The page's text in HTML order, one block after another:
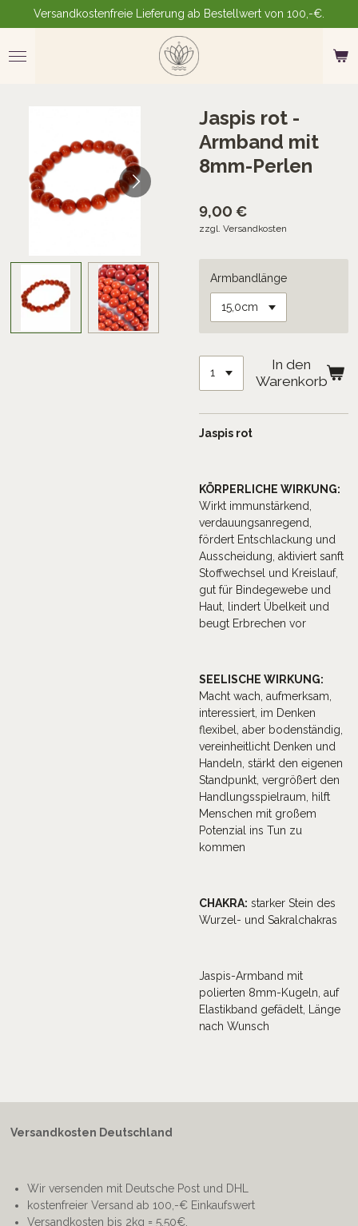
Hauptinhalt
springen
Versandkostenfreie Lieferung ab Bestellwert von 100,-€.
Jaspis rot -
Armband mit
8mm-Perlen
9,00 €
zzgl. Versandkosten
Armbandlänge
In den
Warenkorb
Jaspis rot
KÖRPERLICHE WIRKUNG:
Wirkt immunstärkend,
verdauungsanregend,
fördert Entschlackung und
Ausscheidung, aktiviert sanft
Stoffwechsel und Kreislauf,
gut für Bindegewebe und
Haut, lindert Übelkeit und
beugt Erbrechen vor
SEELISCHE WIRKUNG:
Macht wach, aufmerksam,
interessiert, im Denken
flexibel, aber bodenständig,
vereinheitlicht Denken und
Handeln, stärkt den eigenen
Standpunkt, vergrößert den
Handlungsspielraum, hilft
Menschen mit großem
Potenzial ins Tun zu
kommen
CHAKRA: starker Stein des
Wurzel- und Sakralchakras
Jaspis-Armband mit
polierten 8mm-Kugeln, auf
Elastikband gefädelt, Länge
nach Wunsch
Versandkosten Deutschland
Wir versenden mit Deutsche Post und DHL
kostenfreier Versand ab 100,-€ Einkaufswert
Versandkosten bis 2kg = 5,50€,